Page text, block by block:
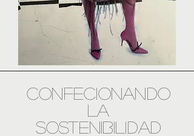
CONFECIONANDO
LA
SOSTENIBILIDAD